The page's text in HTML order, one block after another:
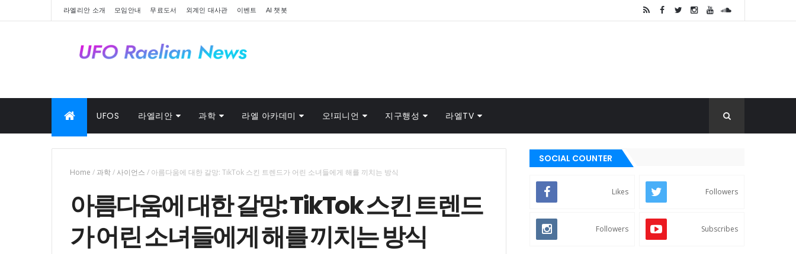
라엘리안 소개 모임안내 무료도서 외계인 대사관 이벤트 AI 챗봇
UFOS 라엘리안 과학 라엘 아카데미 오!피니언 지구행성 라엘TV
Home / 과학/ 사이언스 / 아름다움에 대한 갈망: TikTok 스킨 트렌드가 어린 소녀들에게 해를 끼치는 방식
아름다움에 대한 갈망: TikTok 스킨 트렌드
가 어린 소녀들에게 해를 끼치는 방식
SOCIAL COUNTER
Likes Followers
Followers Subscribes